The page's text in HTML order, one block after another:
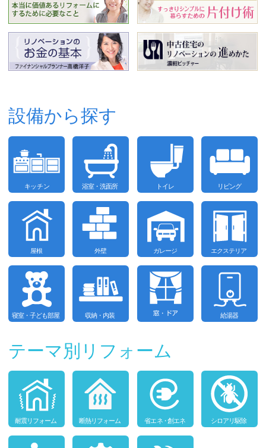
設備から探す
テーマ別リフォーム